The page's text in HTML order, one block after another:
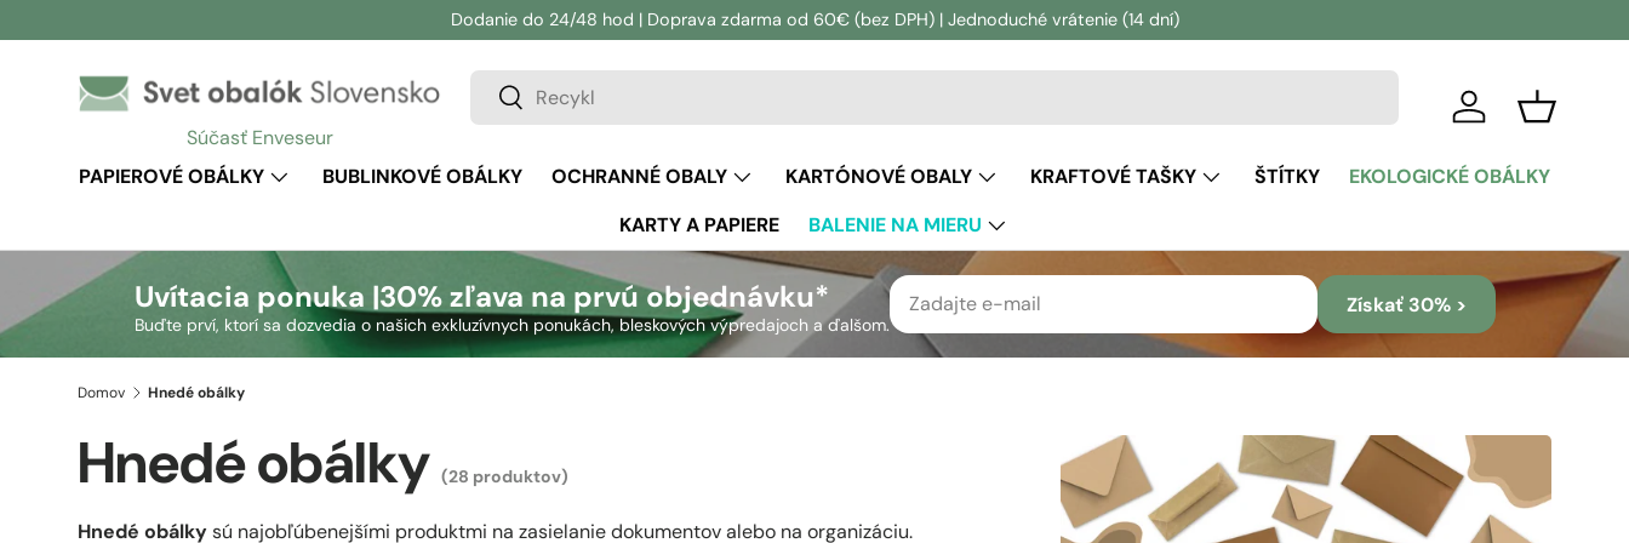
Prejsť na obsah
Dodanie do 24/48 hod | Doprava zdarma od 60€ (bez DPH) | Jednoduché vrátenie (14 dní)
Súčasť Enveseur
Vyhľadávanie
Vyhľadávanie
Prihlásiť sa
Košík
PAPIEROVÉ OBÁLKY BUBLINKOVÉ OBÁLKY OCHRANNÉ OBALY KARTÓNOVÉ OBALY KRAFTOVÉ TAŠKY ŠTÍTKY
EKOLOGICKÉ OBÁLKY
KARTY A PAPIERE
BALENIE NA MIERU
Uvítacia ponuka |30% zľava na prvú objednávku*
Buďte prví, ktorí sa dozvedia o našich exkluzívnych ponukách, bleskových výpredajoch a ďalšom.
Získať 30% >
Domov Hnedé obálky
Hnedé obálky (28 produktov)
Hnedé obálkysú najobľúbenejšími produktmi na zasielanie dokumentov alebo na organizáciu.